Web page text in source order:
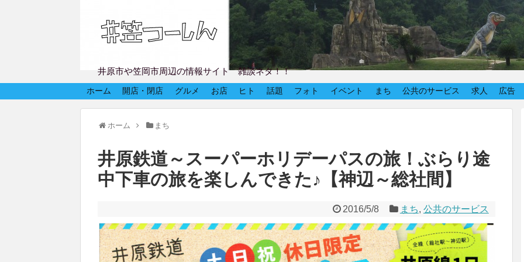
井原市や笠岡市周辺の情報サイト 雑談ネタ！！
ホーム 開店・閉店 グルメ お店 ヒト 話題 フォト イベント まち 公共のサービス 求人 広告
ホーム まち
井原鉄道～スーパーホリデーパスの旅！ぶらり途
中下車の旅を楽しんできた♪【神辺～総社間】
2016/5/8 まち, 公共のサービス